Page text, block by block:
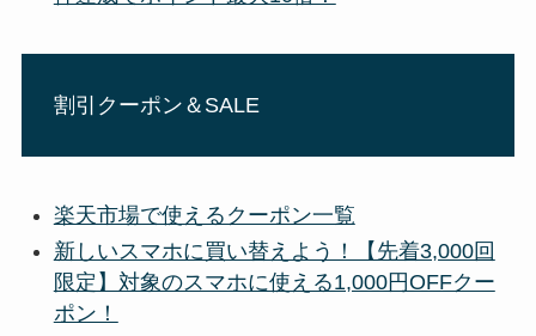
割引クーポン＆SALE
楽天市場で使えるクーポン一覧
新しいスマホに買い替えよう！【先着3,000回
限定】対象のスマホに使える1,000円OFFクー
ポン！